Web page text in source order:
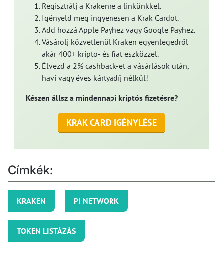
Regisztrálj a Krakenre a linkünkkel.
Igényeld meg ingyenesen a Krak Cardot.
Add hozzá Apple Payhez vagy Google Payhez.
Vásárolj közvetlenül Kraken egyenlegedről
akár 400+ kripto- és fiat eszközzel.
Élvezd a 2% cashback-et a vásárlások után,
havi vagy éves kártyadíj nélkül!
Készen állsz a mindennapi kriptós fizetésre?
KRAK CARD IGÉNYLÉSE
Címkék:
KRAKEN PI NETWORK
TOKEN LISTÁZÁS